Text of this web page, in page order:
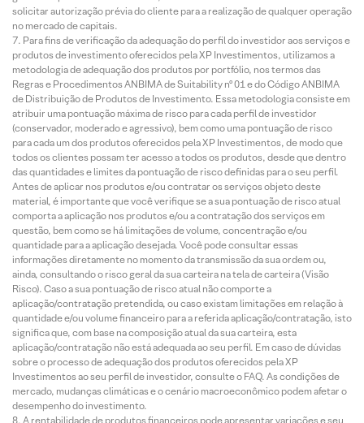
solicitar autorização prévia do cliente para a realização de qualquer operação
no mercado de capitais.
Para fins de verificação da adequação do perfil do investidor aos serviços e
produtos de investimento oferecidos pela XP Investimentos, utilizamos a
metodologia de adequação dos produtos por portfólio, nos termos das
Regras e Procedimentos ANBIMA de Suitability nº 01 e do Código ANBIMA
de Distribuição de Produtos de Investimento. Essa metodologia consiste em
atribuir uma pontuação máxima de risco para cada perfil de investidor
(conservador, moderado e agressivo), bem como uma pontuação de risco
para cada um dos produtos oferecidos pela XP Investimentos, de modo que
todos os clientes possam ter acesso a todos os produtos, desde que dentro
das quantidades e limites da pontuação de risco definidas para o seu perfil.
Antes de aplicar nos produtos e/ou contratar os serviços objeto deste
material, é importante que você verifique se a sua pontuação de risco atual
comporta a aplicação nos produtos e/ou a contratação dos serviços em
questão, bem como se há limitações de volume, concentração e/ou
quantidade para a aplicação desejada. Você pode consultar essas
informações diretamente no momento da transmissão da sua ordem ou,
ainda, consultando o risco geral da sua carteira na tela de carteira (Visão
Risco). Caso a sua pontuação de risco atual não comporte a
aplicação/contratação pretendida, ou caso existam limitações em relação à
quantidade e/ou volume financeiro para a referida aplicação/contratação, isto
significa que, com base na composição atual da sua carteira, esta
aplicação/contratação não está adequada ao seu perfil. Em caso de dúvidas
sobre o processo de adequação dos produtos oferecidos pela XP
Investimentos ao seu perfil de investidor, consulte o FAQ. As condições de
mercado, mudanças climáticas e o cenário macroeconômico podem afetar o
desempenho do investimento.
A rentabilidade de produtos financeiros pode apresentar variações e seu